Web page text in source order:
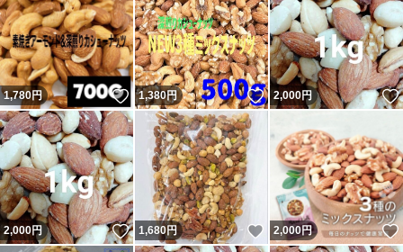
1,780円 いいね！
1,380円 いいね！
2,000円
2,000円 いいね！
1,680円 いいね！
2,000円